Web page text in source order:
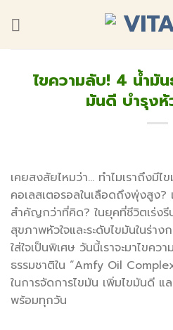
ไขความลับ! 4 น้ำมั
มันดี บำรุงหั
เคยสงสัยไหมว่า… ทำไมเราถึงมีไ
คอเลสเตอรอลในเลือดถึงพุ่งสูง?
สำคัญกว่าที่คิด? ในยุคที่ชีวิตเร่งรี
สุขภาพหัวใจและระดับไขมันในร่า
ใส่ใจเป็นพิเศษ วันนี้เราจะมาไขค
ธรรมชาติใน “Amfy Oil
ในการจัดการไขมัน เพิ่มไขมันดี แ
พร้อมทุกวัน